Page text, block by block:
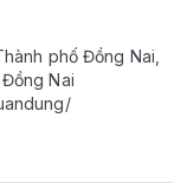
phố Đồng Nai,
Nai